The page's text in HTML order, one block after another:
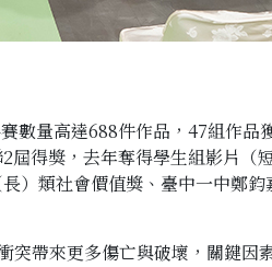
數量高達688件作品，47組作
得獎，去年奪得學生組影片（
）類社會價值獎、臺中一中鄭
帶來更多傷亡與破壞，關鍵因